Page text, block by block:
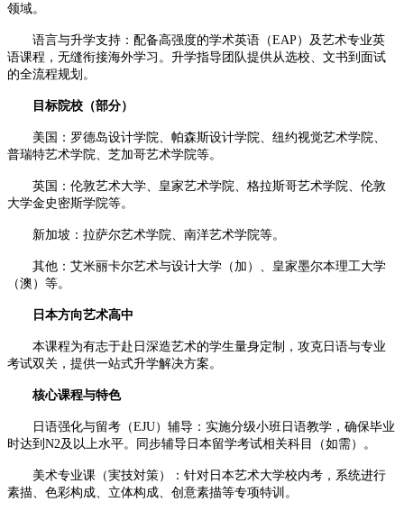
领域。
语言与升学支持：配备高强度的学术英语（EAP）及艺术专业英
语课程，无缝衔接海外学习。升学指导团队提供从选校、文书到面试
的全流程规划。
目标院校（部分）
美国：罗德岛设计学院、帕森斯设计学院、纽约视觉艺术学院、
普瑞特艺术学院、芝加哥艺术学院等。
英国：伦敦艺术大学、皇家艺术学院、格拉斯哥艺术学院、伦敦
大学金史密斯学院等。
新加坡：拉萨尔艺术学院、南洋艺术学院等。
其他：艾米丽卡尔艺术与设计大学（加）、皇家墨尔本理工大学
（澳）等。
日本方向艺术高中
本课程为有志于赴日深造艺术的学生量身定制，攻克日语与专业
考试双关，提供一站式升学解决方案。
核心课程与特色
日语强化与留考（EJU）辅导：实施分级小班日语教学，确保毕业
时达到N2及以上水平。同步辅导日本留学考试相关科目（如需）。
美术专业课（実技対策）：针对日本艺术大学校内考，系统进行
素描、色彩构成、立体构成、创意素描等专项特训。